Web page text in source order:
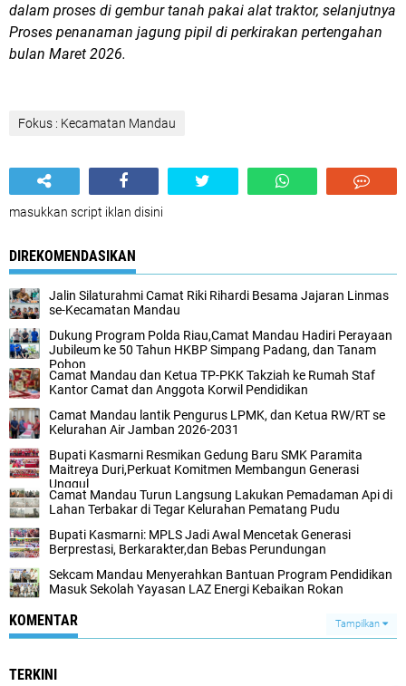
dalam proses di gembur tanah pakai alat traktor, selanjutnya
Proses penanaman jagung pipil di perkirakan pertengahan
bulan Maret 2026.
Fokus : Kecamatan Mandau
masukkan script iklan disini
DIREKOMENDASIKAN
Jalin Silaturahmi Camat Riki Rihardi Besama Jajaran Linmas
se-Kecamatan Mandau
Dukung Program Polda Riau,Camat Mandau Hadiri Perayaan
Jubileum ke 50 Tahun HKBP Simpang Padang, dan Tanam
Pohon
Camat Mandau dan Ketua TP-PKK Takziah ke Rumah Staf
Kantor Camat dan Anggota Korwil Pendidikan
Camat Mandau lantik Pengurus LPMK, dan Ketua RW/RT se
Kelurahan Air Jamban 2026-2031
Bupati Kasmarni Resmikan Gedung Baru SMK Paramita
Maitreya Duri,Perkuat Komitmen Membangun Generasi
Unggul
Camat Mandau Turun Langsung Lakukan Pemadaman Api di
Lahan Terbakar di Tegar Kelurahan Pematang Pudu
Bupati Kasmarni: MPLS Jadi Awal Mencetak Generasi
Berprestasi, Berkarakter,dan Bebas Perundungan
Sekcam Mandau Menyerahkan Bantuan Program Pendidikan
Masuk Sekolah Yayasan LAZ Energi Kebaikan Rokan
KOMENTAR Tampilkan
TERKINI